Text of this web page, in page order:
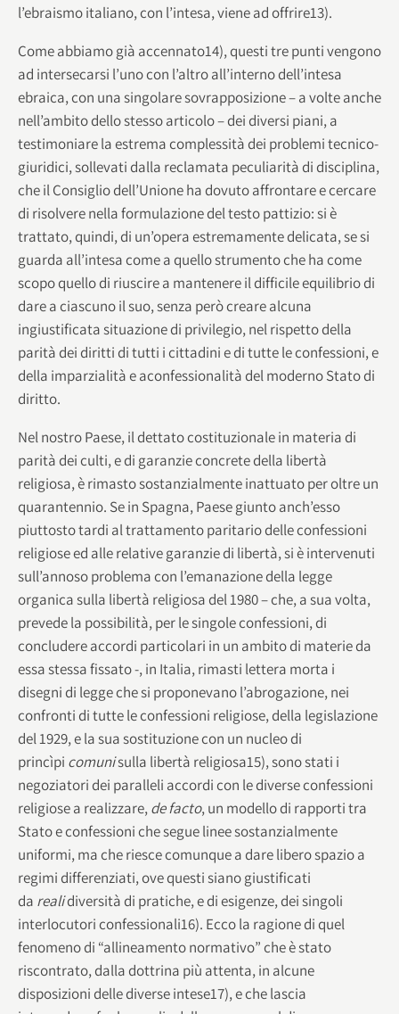
l’ebraismo italiano, con l’intesa, viene ad offrire13).
Come abbiamo già accennato14), questi tre punti vengono
ad intersecarsi l’uno con l’altro all’interno dell’intesa
ebraica, con una singolare sovrapposizione – a volte anche
nell’ambito dello stesso articolo – dei diversi piani, a
testimoniare la estrema complessità dei problemi tecnico-
giuridici, sollevati dalla reclamata peculiarità di disciplina,
che il Consiglio dell’Unione ha dovuto affrontare e cercare
di risolvere nella formulazione del testo pattizio: si è
trattato, quindi, di un’opera estremamente delicata, se si
guarda all’intesa come a quello strumento che ha come
scopo quello di riuscire a mantenere il difficile equilibrio di
dare a ciascuno il suo, senza però creare alcuna
ingiustificata situazione di privilegio, nel rispetto della
parità dei diritti di tutti i cittadini e di tutte le confessioni, e
della imparzialità e aconfessionalità del moderno Stato di
diritto.
Nel nostro Paese, il dettato costituzionale in materia di
parità dei culti, e di garanzie concrete della libertà
religiosa, è rimasto sostanzialmente inattuato per oltre un
quarantennio. Se in Spagna, Paese giunto anch’esso
piuttosto tardi al trattamento paritario delle confessioni
religiose ed alle relative garanzie di libertà, si è intervenuti
sull’annoso problema con l’emanazione della legge
organica sulla libertà religiosa del 1980 – che, a sua volta,
prevede la possibilità, per le singole confessioni, di
concludere accordi particolari in un ambito di materie da
essa stessa fissato -, in Italia, rimasti lettera morta i
disegni di legge che si proponevano l’abrogazione, nei
confronti di tutte le confessioni religiose, della legislazione
del 1929, e la sua sostituzione con un nucleo di
princìpi comunisulla libertà religiosa15), sono stati i
negoziatori dei paralleli accordi con le diverse confessioni
religiose a realizzare,de facto, un modello di rapporti tra
Stato e confessioni che segue linee sostanzialmente
uniformi, ma che riesce comunque a dare libero spazio a
regimi differenziati, ove questi siano giustificati
da realidiversità di pratiche, e di esigenze, dei singoli
interlocutori confessionali16). Ecco la ragione di quel
fenomeno di “allineamento normativo” che è stato
riscontrato, dalla dottrina più attenta, in alcune
disposizioni delle diverse intese17), e che lascia